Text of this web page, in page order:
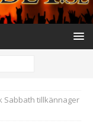
Sabbath tillkännager